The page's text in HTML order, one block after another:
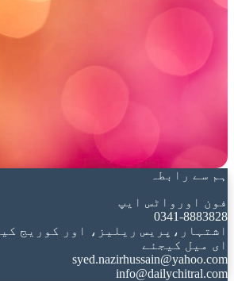
ہم سے رابطہ
فون اورواٹس ایپ
0341-8883828
اشتہار،پریس ریلیز، اور کوریج
ای میل کیجئے
syed.nazirhussain@yahoo.com
info@dailychitral.com